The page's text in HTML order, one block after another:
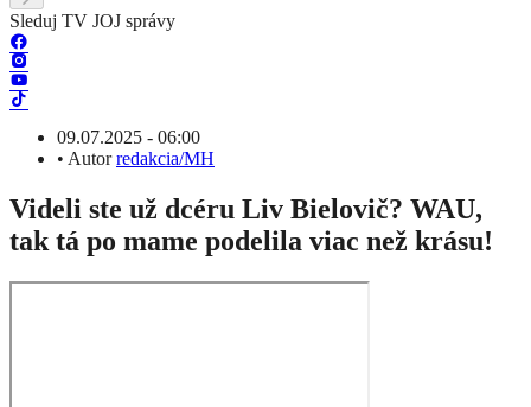
Sleduj TV JOJ správy
09.07.2025 - 06:00
• Autorredakcia/MH
Videli ste už dcéru Liv Bielovič? WAU,
tak tá po mame podelila viac než krásu!